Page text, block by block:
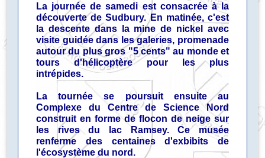
La journée de samedi est consacrée à la
découverte de Sudbury. En matinée, c'est
la descente dans la mine de nickel avec
visite guidée dans les galeries, promenade
autour du plus gros "5 cents" au monde et
tours d'hélicoptère pour les plus
intrépides.
La tournée se poursuit ensuite au
Complexe du Centre de Science Nord
construit en forme de flocon de neige sur
les rives du lac Ramsey. Ce musée
renferme des centaines d'exbibits de
l'écosystème du nord.